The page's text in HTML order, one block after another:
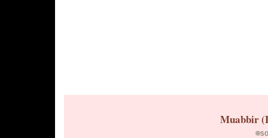
Muabbir